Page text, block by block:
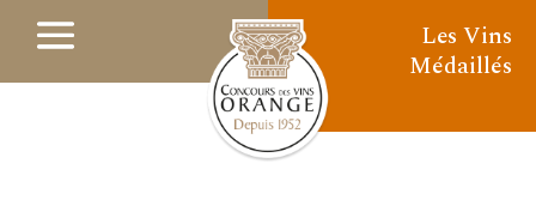
Les Vins
Médaillés